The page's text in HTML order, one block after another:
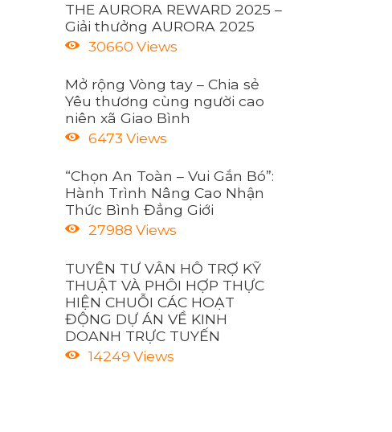
THE AURORA REWARD 2025 –
Giải thưởng AURORA 2025
30660 Views
Mở rộng Vòng tay – Chia sẻ
Yêu thương cùng người cao
niên xã Giao Bình
6473 Views
“Chọn An Toàn – Vui Gắn Bó”:
Hành Trình Nâng Cao Nhận
Thức Bình Đẳng Giới
27988 Views
TUYỂN TƯ VẤN HỖ TRỢ KỸ
THUẬT VÀ PHÔI HỢP THỰC
HIỆN CHUỖI CÁC HOẠT
ĐỘNG DỰ ÁN VỀ KINH
DOANH TRỰC TUYẾN
14249 Views